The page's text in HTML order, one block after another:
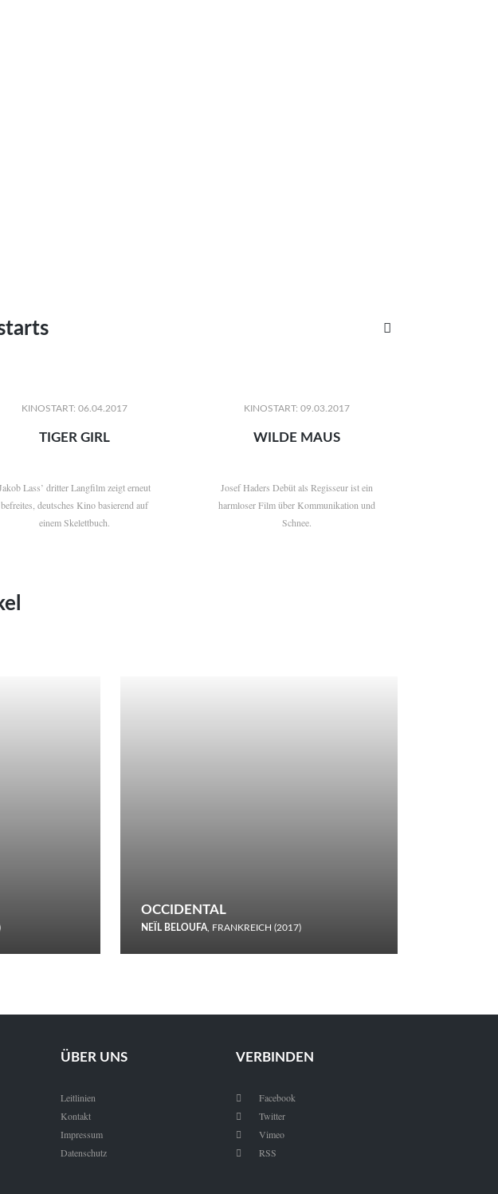

KINOSTART: 06.04.2017
TIGER GIRL
Lass’ dritter Langfilm zeigt erneut
befreites, deutsches Kino basierend auf
einem Skelettbuch.
KINOSTART: 09.03.2017
WILDE MAUS
Josef Haders Debüt als Regisseur ist ein
harmloser Film über Kommunikation und
Schnee.
OCCIDENTAL
NEÏL BELOUFA, FRANKREICH (2017)
ÜBER UNS
Leitlinien
Kontakt
Impressum
Datenschutz
VERBINDEN
 Facebook
 Twitter
 Vimeo
 RSS